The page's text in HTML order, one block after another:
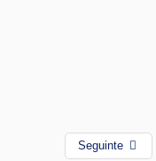
Seguinte